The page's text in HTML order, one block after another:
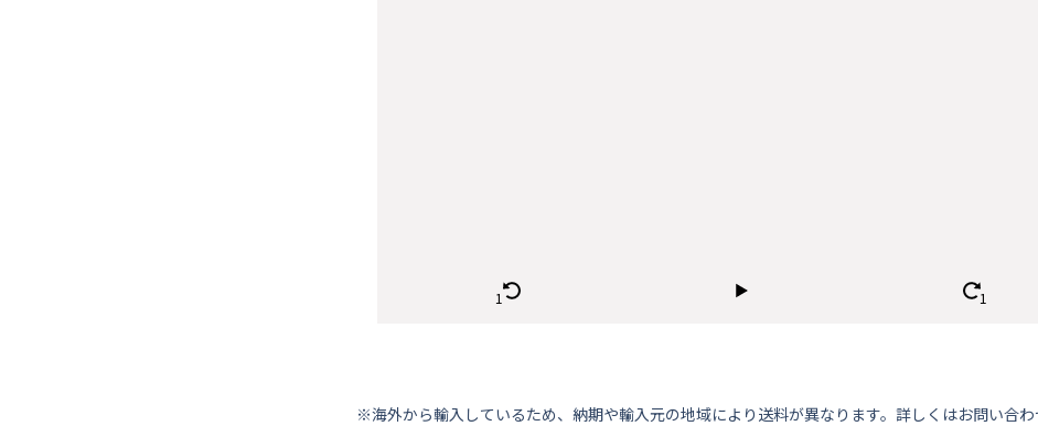
※海外から輸⼊しているため、納期や輸⼊元の地域により送料が異なります。詳しくはお問い合わ